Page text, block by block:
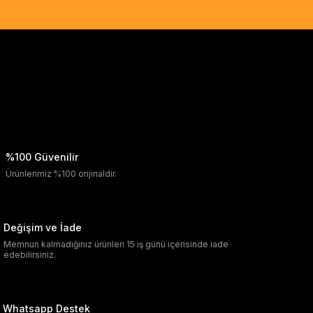
%100 Güvenilir
Ürünlerimiz %100 orijinaldir.
Değişim ve İade
Memnun kalmadığınız ürünleri 15 iş günü içerisinde iade
edebilirsiniz.
Whatsapp Destek